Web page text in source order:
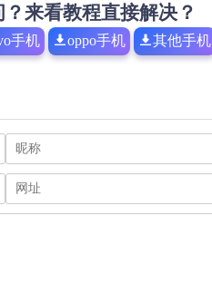
来看教程直接解决？
手机 oppo手机 其他手机